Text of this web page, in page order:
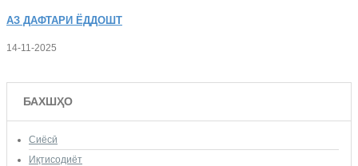
АЗ ДАФТАРИ ЁДДОШТ
14-11-2025
БАХШҲО
Сиёсӣ
Иқтисодиёт